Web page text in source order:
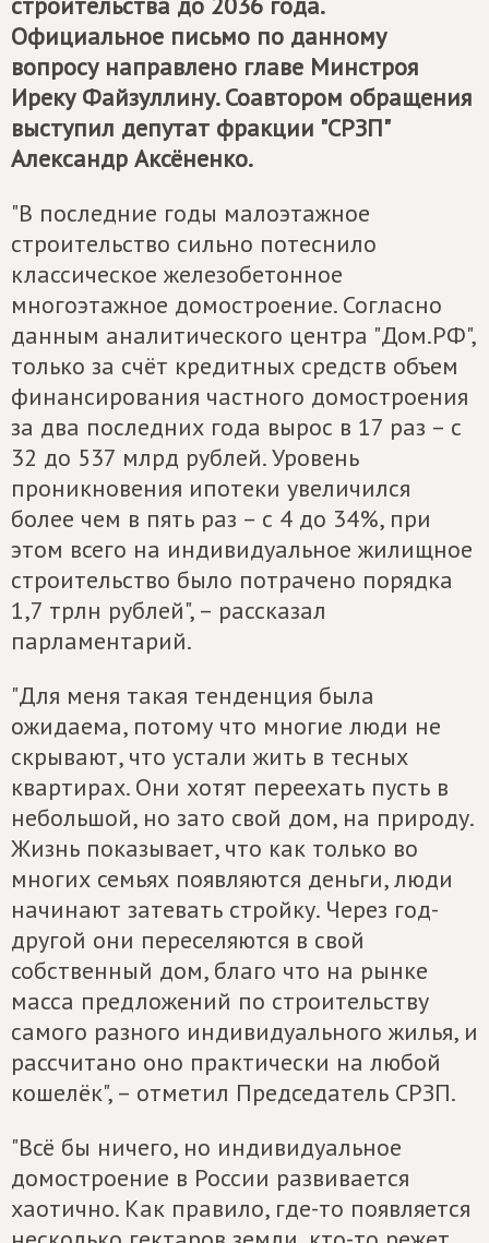
Официальное письмо по данному
вопросу направлено главе Минстроя
Иреку Файзуллину. Соавтором обращения
выступил депутат фракции "СРЗП"
Александр Аксёненко.
"В последние годы малоэтажное
строительство сильно потеснило
классическое железобетонное
многоэтажное домостроение. Согласно
данным аналитического центра "Дом.РФ",
только за счёт кредитных средств объем
финансирования частного домостроения
за два последних года вырос в 17 раз – с
32 до 537 млрд рублей. Уровень
проникновения ипотеки увеличился
более чем в пять раз – с 4 до 34%, при
этом всего на индивидуальное жилищное
строительство было потрачено порядка
1,7 трлн рублей", – рассказал
парламентарий.
"Для меня такая тенденция была
ожидаема, потому что многие люди не
скрывают, что устали жить в тесных
квартирах. Они хотят переехать пусть в
небольшой, но зато свой дом, на природу.
Жизнь показывает, что как только во
многих семьях появляются деньги, люди
начинают затевать стройку. Через год-
другой они переселяются в свой
собственный дом, благо что на рынке
масса предложений по строительству
самого разного индивидуального жилья, и
рассчитано оно практически на любой
кошелёк", – отметил Председатель СРЗП.
"Всё бы ничего, но индивидуальное
домостроение в России развивается
хаотично. Как правило, где-то появляется